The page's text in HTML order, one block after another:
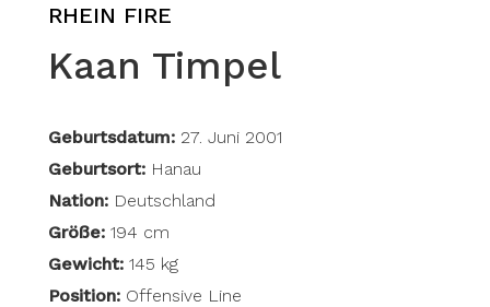
RHEIN FIRE
Kaan Timpel
Geburtsdatum: 27. Juni 2001
Geburtsort: Hanau
Nation: Deutschland
Größe:194 cm
Gewicht:145 kg
Position: Offensive Line